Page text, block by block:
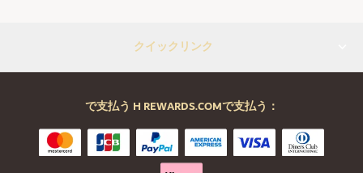
クイックリンク
で支払う H REWARDS.COMで支払う：